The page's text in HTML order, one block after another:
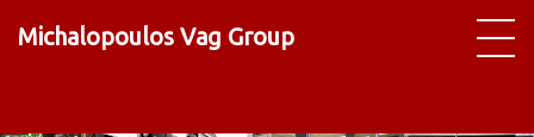
Michalopoulos Vag Group